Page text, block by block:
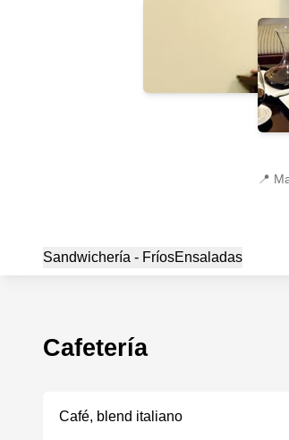
📍
Sandwichería - FríosEnsaladas
Cafetería
Café, blend italiano